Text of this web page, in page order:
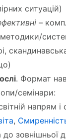
ситуацій)
–
. Формат
семінари:
напрям
,
до зовнішньої